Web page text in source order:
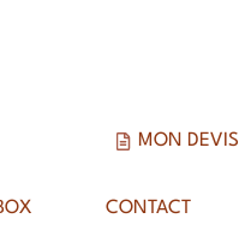
MON DEVIS
CONTACT